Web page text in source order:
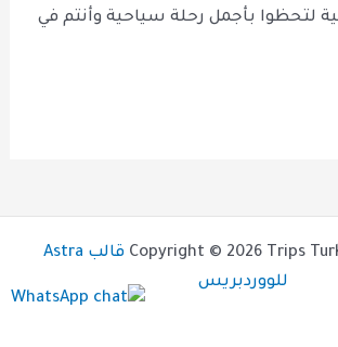
لتحظوا بأجمل رحلة سياحية وأنتم في
Copyright © 2026 Trips
قالب Astra
للووردبريس